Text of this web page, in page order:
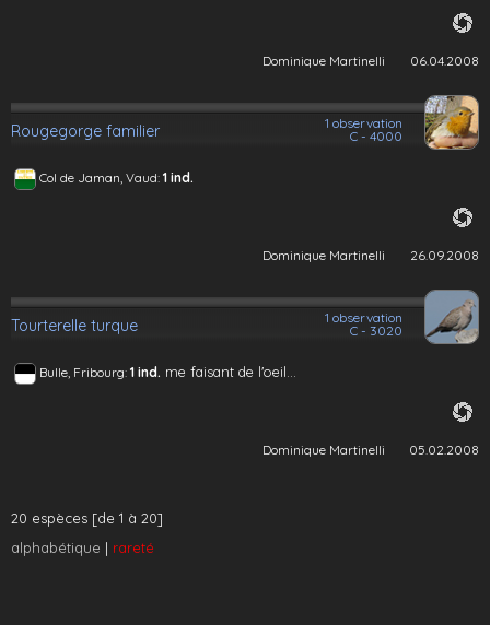
Dominique Martinelli 06.04.2008
Rougegorge familier
1 observation
C - 4000
Col de Jaman, Vaud: 1 ind.
Dominique Martinelli 26.09.2008
Tourterelle turque
1 observation
C - 3020
Bulle, Fribourg: 1 ind. me faisant de l'oeil...
Dominique Martinelli 05.02.2008
20 espèces [de 1 à 20]
alphabétique | rareté